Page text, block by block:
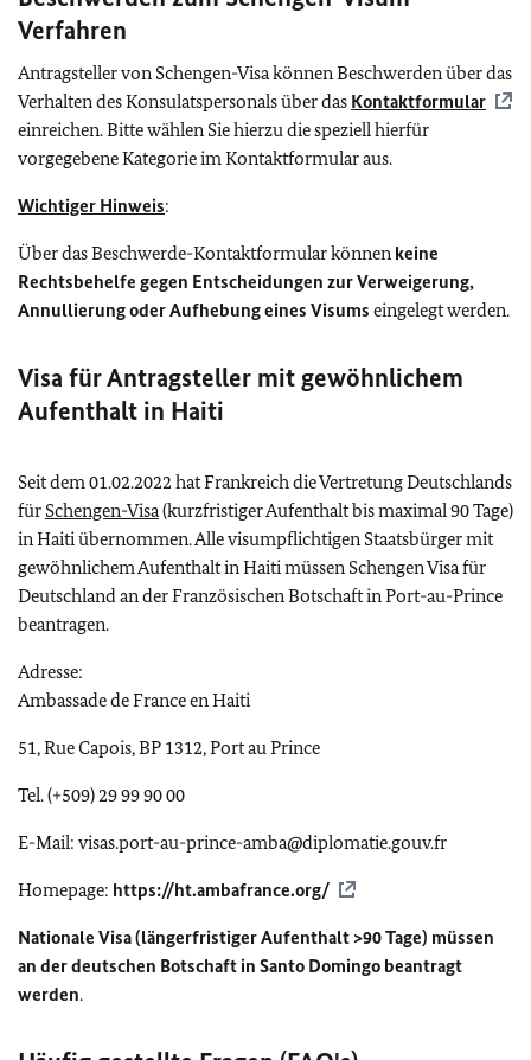
Verfahren
Antragsteller von Schengen-Visa können Beschwerden über das
Verhalten des Konsulatspersonals über das Kontaktformular
einreichen. Bitte wählen Sie hierzu die speziell hierfür
vorgegebene Kategorie im Kontaktformular aus.
Wichtiger Hinweis:
Über das Beschwerde-Kontaktformular können keine
Rechtsbehelfe gegen Entscheidungen zur Verweigerung,
Annullierung oder Aufhebung eines Visums eingelegt werden.
Visa für Antragsteller mit gewöhnlichem
Aufenthalt in Haiti
Seit dem 01.02.2022 hat Frankreich die Vertretung Deutschlands
für Schengen-Visa(kurzfristiger Aufenthalt bis maximal 90 Tage)
in Haiti übernommen. Alle visumpflichtigen Staatsbürger mit
gewöhnlichem Aufenthalt in Haiti müssen Schengen Visa für
Deutschland an der Französischen Botschaft in Port-au-Prince
beantragen.
Adresse:
Ambassade de France en Haiti
51, Rue Capois, BP 1312, Port au Prince
Tel. (+509) 29 99 90 00
E-Mail: visas.port-au-prince-amba@diplomatie.gouv.fr
Homepage: https://ht.ambafrance.org/
Nationale Visa (längerfristiger Aufenthalt >90 Tage) müssen
an der deutschen Botschaft in Santo Domingo beantragt
werden.